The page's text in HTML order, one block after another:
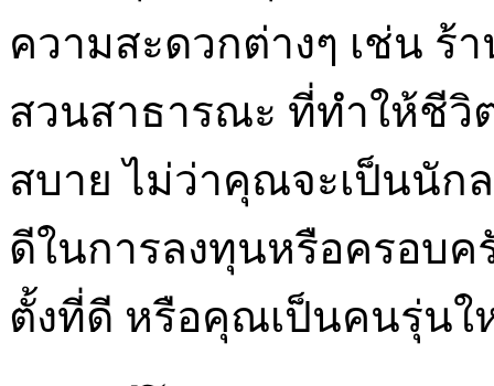
ความสะดวกต่างๆ เช่น ร้
สวนสาธารณะ ที่ทำให้ชีวิ
สบาย ไม่ว่าคุณจะเป็นนัก
ดีในการลงทุนหรือครอบ
ตั้งที่ดี หรือคุณเป็นคนรุ่นใ